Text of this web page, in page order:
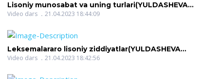
Lisoniy munosabat va uning turlari(YULDASHEVA
DILOROM NIGMATOVNA)
Video dars 21.04.2023 18:44:09
Leksemalararo lisoniy ziddiyatlar(YULDASHEVA
DILOROM NIGMATOVNA)
Video dars 21.04.2023 18:42:56